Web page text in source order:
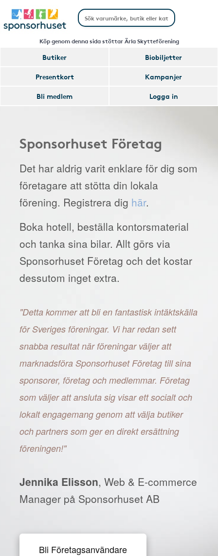
Köp genom denna sida stöttar Ärla Skytteförening
Butiker
Biobiljetter
Presentkort
Kampanjer
Bli medlem
Logga in
Sponsorhuset Företag
Det har aldrig varit enklare för dig som
företagare att stötta din lokala
förening. Registrera dig här.
Boka hotell, beställa kontorsmaterial
och tanka sina bilar. Allt görs via
Sponsorhuset Företag och det kostar
dessutom inget extra.
"Detta kommer att bli en fantastisk intäktskälla
för Sveriges föreningar. Vi har redan sett
snabba resultat när föreningar väljer att
marknadsföra Sponsorhuset Företag till sina
sponsorer, företag och medlemmar. Företag
som väljer att ansluta sig visar ett socialt och
lokalt engagemang genom att välja butiker
och partners som ger en direkt ersättning
föreningen!"
Jennika Elisson, Web & E-commerce
Manager på Sponsorhuset AB
Bli Företagsanvändare